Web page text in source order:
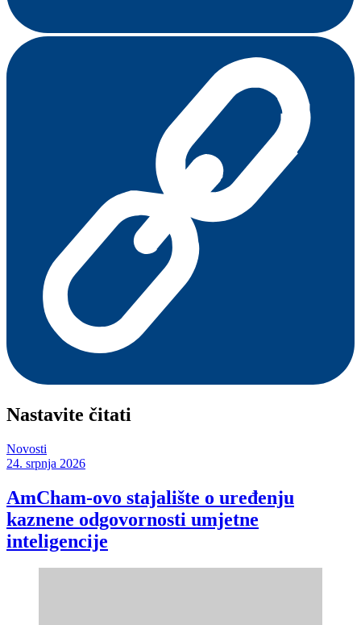
Nastavite čitati
Novosti
24. srpnja 2026
AmCham-ovo stajalište o uređenju
kaznene odgovornosti umjetne
inteligencije